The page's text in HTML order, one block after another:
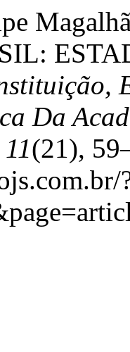
Da
11(21),